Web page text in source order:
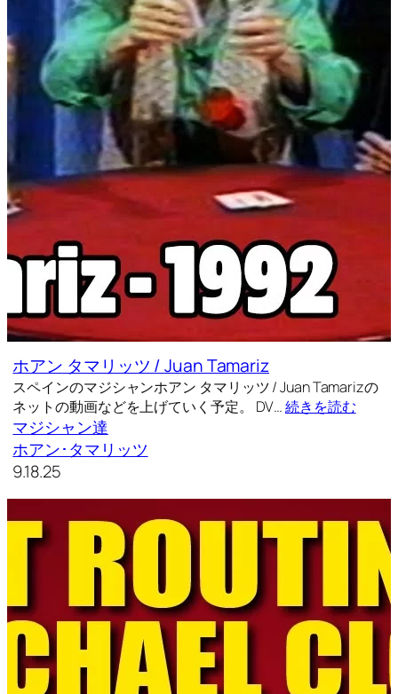
ホアン タマリッツ / Juan Tamariz
スペインのマジシャンホアン タマリッツ / Juan Tamarizの
ネットの動画などを上げていく予定。 DV…続きを読む
マジシャン達
ホアン･タマリッツ
9.18.25